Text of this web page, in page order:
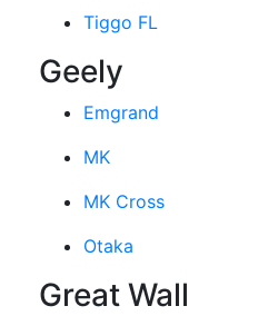
Tiggo FL
Geely
Emgrand
MK
MK Cross
Otaka
Great Wall